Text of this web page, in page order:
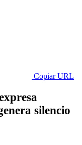
Copiar URL
silencio